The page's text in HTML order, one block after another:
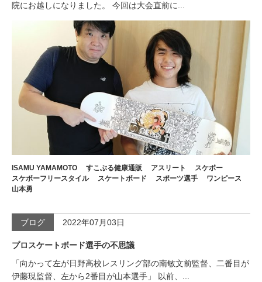
院にお越しになりました。 今回は大会直前に...
ISAMU YAMAMOTO すこぶる健康通販 アスリート
スケボー
スケボーフリースタイル
スケートボード スポーツ選手
ワンピース
山本勇
ブログ 2022年07月03日
プロスケートボード選手の不思議
「向かって左が日野高校レスリング部の南敏文前監督、二番目が
伊藤現監督、左から2番目が山本選手」 以前、...